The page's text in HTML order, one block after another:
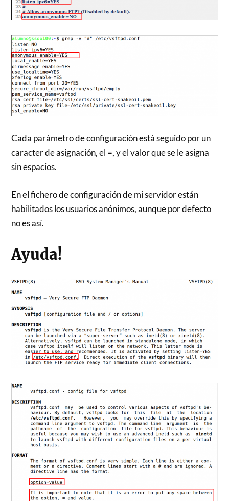
Cada parámetro de configuración está seguido por un
caracter de asignación, el =, y el valor que se le asigna
sin espacios.
En el fichero de configuración de mi servidor están
habilitados los usuarios anónimos, aunque por defecto
no es así.
Ayuda!